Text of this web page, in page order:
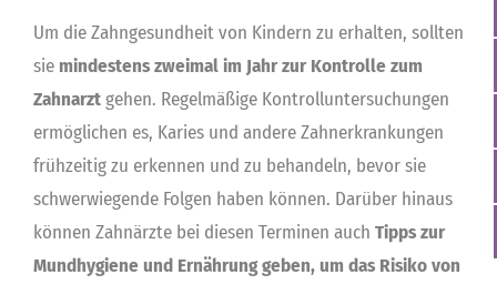
Um die Zahngesundheit von Kindern zu erhalten, sollten
sie mindestens zweimal im Jahr zur Kontrolle zum
Zahnarztgehen. Regelmäßige Kontrolluntersuchungen
ermöglichen es, Karies und andere Zahnerkrankungen
frühzeitig zu erkennen und zu behandeln, bevor sie
schwerwiegende Folgen haben können. Darüber hinaus
können Zahnärzte bei diesen Terminen auch Tipps zur
Mundhygiene und Ernährung geben, um das Risiko von